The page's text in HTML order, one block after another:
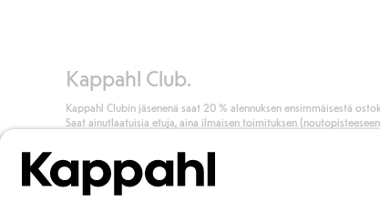
Kappahl Club.
Kappahl Clubin jäsenenä saat 20 % alennuksen ensimmäisestä
Saat ainutlaatuisia etuja, aina ilmaisen toimituksen
Liity jäseneksi